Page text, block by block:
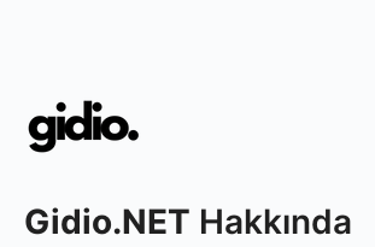
Gidio.NET Hakkında